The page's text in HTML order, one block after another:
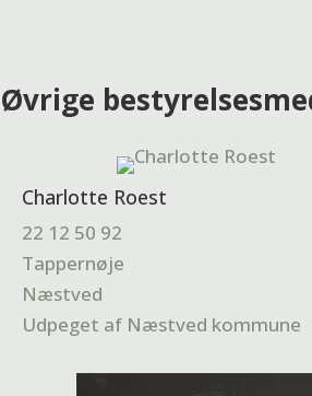
Øvrige
Charlotte Roest
22 12 50 92
Tappernøje
Næstved
Udpeget af Næstved kommune